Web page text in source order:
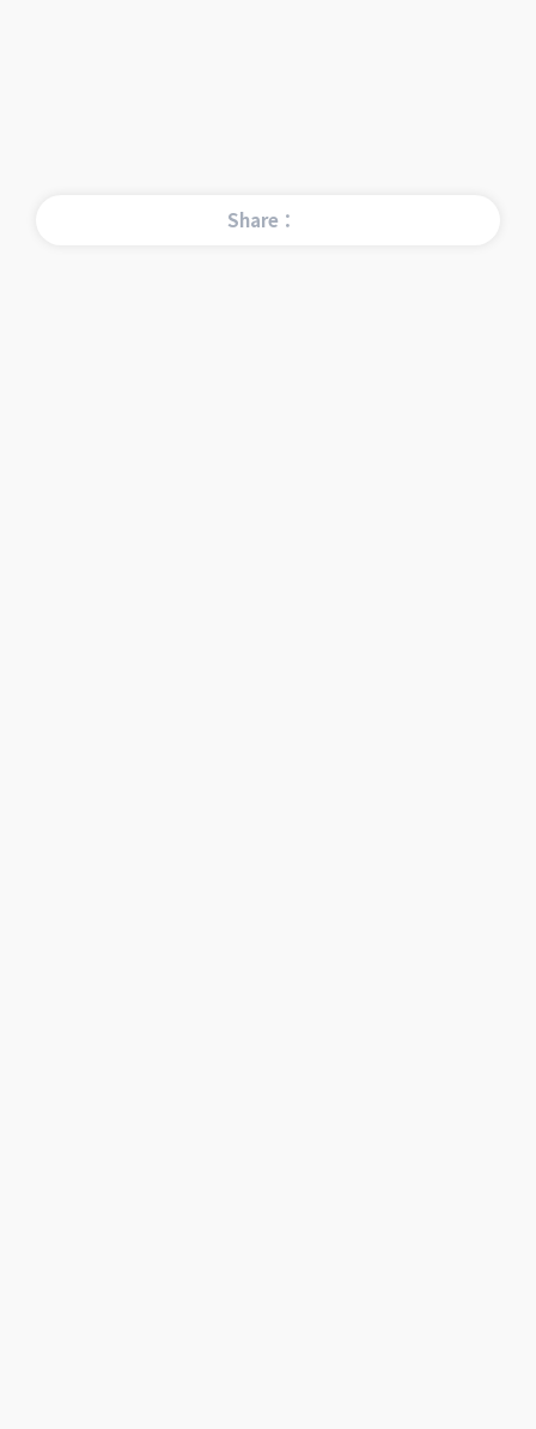
Share：